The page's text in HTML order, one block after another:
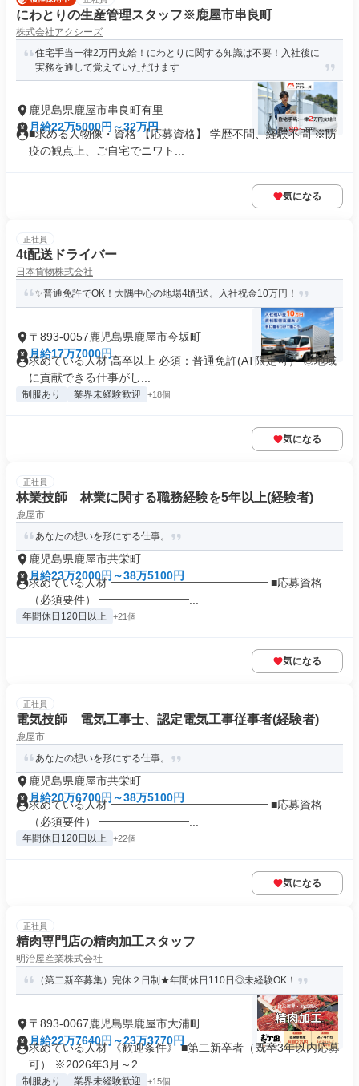
にわとりの生産管理スタッフ※鹿屋市串良町
株式会社アクシーズ
住宅手当一律2万円支給！にわとりに関する知識は不要！入社後に
実務を通して覚えていただけます
鹿児島県鹿屋市串良町有里
月給22万5000円～32万円
■求める人物像・資格 【応募資格】 学歴不問、経験不問 ※防
疫の観点上、ご自宅でニワト...
気になる
正社員
4t配送ドライバー
日本貨物株式会社
✨普通免許でOK！大隅中心の地場4t配送。入社祝金10万円！
〒893-0057鹿児島県鹿屋市今坂町
月給17万7000円
求めている人材 高卒以上 必須：普通免許(AT限定可） ◎地域
に貢献できる仕事がし...
制服あり 業界未経験歓迎 +18個
気になる
正社員
林業技師 林業に関する職務経験を5年以上(経験者)
鹿屋市
あなたの想いを形にする仕事。
鹿児島県鹿屋市共栄町
月給23万2000円～38万5100円
求めている人材 ━━━━━━━━━━━━━━ ■応募資格
（必須要件） ━━━━━━━━...
年間休日120日以上 +21個
気になる
正社員
電気技師 電気工事士、認定電気工事従事者(経験者)
鹿屋市
あなたの想いを形にする仕事。
鹿児島県鹿屋市共栄町
月給20万6700円～38万5100円
求めている人材 ━━━━━━━━━━━━━━ ■応募資格
（必須要件） ━━━━━━━━...
年間休日120日以上 +22個
気になる
正社員
精肉専門店の精肉加工スタッフ
明治屋産業株式会社
（第二新卒募集）完休２日制★年間休日110日◎未経験OK！
〒893-0067鹿児島県鹿屋市大浦町
月給22万7640円～23万3770円
求めている人材 《歓迎条件》 ■第二新卒者（既卒3年以内応募
可） ※2026年3月～2...
制服あり 業界未経験歓迎 +15個